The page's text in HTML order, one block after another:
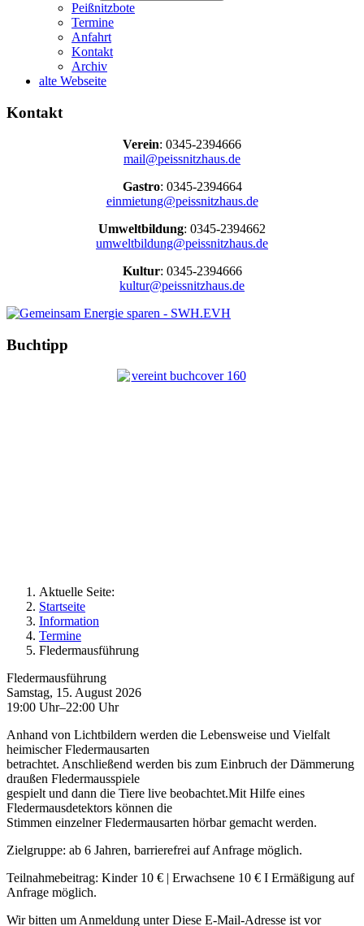
Peißnitzbote
Termine
Anfahrt
Kontakt
Archiv
alte Webseite
Kontakt
Verein: 0345-2394666
mail@peissnitzhaus.de
Gastro: 0345-2394664
einmietung@peissnitzhaus.de
Umweltbildung: 0345-2394662
umweltbildung@peissnitzhaus.de
Kultur: 0345-2394666
kultur@peissnitzhaus.de
Buchtipp
Aktuelle Seite:
Startseite
Information
Termine
Fledermausführung
Fledermausführung
Samstag, 15. August 2026
19:00 Uhr–22:00 Uhr
Anhand von Lichtbildern werden die Lebensweise und Vielfalt
heimischer Fledermausarten
betrachtet. Anschließend werden bis zum Einbruch der Dämmerung
draußen Fledermausspiele
gespielt und dann die Tiere live beobachtet.Mit Hilfe eines
Fledermausdetektors können die
Stimmen einzelner Fledermausarten hörbar gemacht werden.
Zielgruppe: ab 6 Jahren, barrierefrei auf Anfrage möglich.
Teilnahmebeitrag: Kinder 10 € | Erwachsene 10 € I Ermäßigung auf
Anfrage möglich.
Wir bitten um Anmeldung unterDiese E-Mail-Adresse ist vor